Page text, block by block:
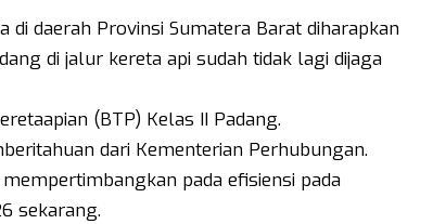
daerah Provinsi Sumatera Barat diharapkan
di jalur kereta api sudah tidak lagi dijaga
(BTP) Kelas II Padang.
dari Kementerian Perhubungan.
pada efisiensi pada
sekarang.